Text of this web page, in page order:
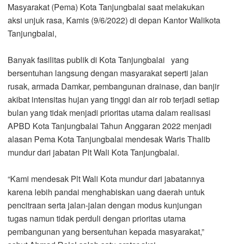
Masyarakat (Pema) Kota Tanjungbalai saat melakukan
aksi unjuk rasa, Kamis (9/6/2022) di depan Kantor Walikota
Tanjungbalai,
Banyak fasilitas publik di Kota Tanjungbalai yang
bersentuhan langsung dengan masyarakat seperti jalan
rusak, armada Damkar, pembangunan drainase, dan banjir
akibat intensitas hujan yang tinggi dan air rob terjadi setiap
bulan yang tidak menjadi prioritas utama dalam realisasi
APBD Kota Tanjungbalai Tahun Anggaran 2022 menjadi
alasan Pema Kota Tanjungbalai mendesak Waris Thalib
mundur dari jabatan Plt Wali Kota Tanjungbalai.
“Kami mendesak Plt Wali Kota mundur dari jabatannya
karena lebih pandai menghabiskan uang daerah untuk
pencitraan serta jalan-jalan dengan modus kunjungan
tugas namun tidak perduli dengan prioritas utama
pembangunan yang bersentuhan kepada masyarakat,”